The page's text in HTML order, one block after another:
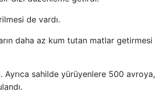
de vardı.
daha az kum tutan matlar getirmesi
Ayrıca sahilde yürüyenlere 500 avroya,